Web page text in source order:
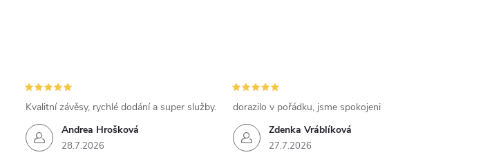
Andrea Hrošková
28.7.2026
Kvalitní závěsy, rychlé dodání a super služby.
Zdenka Vráblíková
27.7.2026
dorazilo v pořádku, jsme spokojeni